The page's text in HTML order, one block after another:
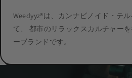
Weedyyz®︎は、カンナビノイド・テ
て、 都市のリラックスカルチャー
ーブランドです。